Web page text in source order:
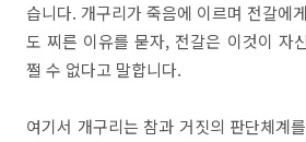
습니다. 개구리가 죽음에 이르며 전갈에
도 찌른 이유를 묻자, 전갈은 이것이 자
쩔 수 없다고 말합니다.
여기서 개구리는 참과 거짓의 판단체계